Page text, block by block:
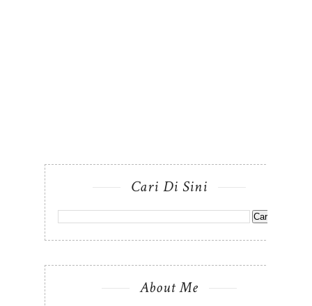
Cari Di Sini
About Me